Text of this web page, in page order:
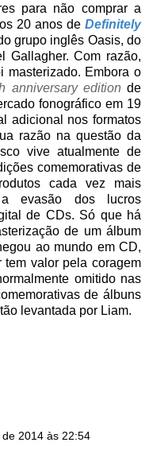
para não comprar a
20 anos de Definitely
grupo inglês Oasis, do
Gallagher. Com razão,
masterizado. Embora o
anniversary edition de
fonográfico em 19
adicional nos formatos
razão na questão da
vive atualmente de
comemorativas de
cada vez mais
a evasão dos lucros
de CDs. Só que há
de um álbum
ao mundo em CD,
valor pela coragem
omitido nas
de álbuns
levantada por Liam.
2014 às 22:54